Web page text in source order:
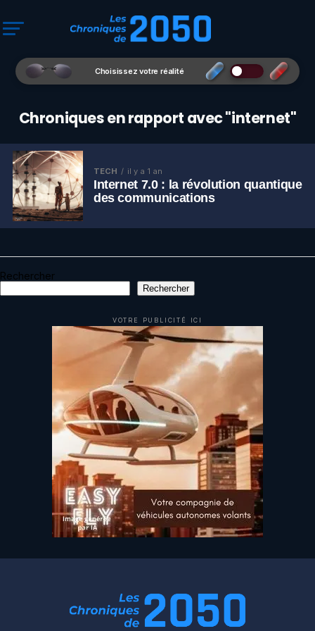
Choisissez votre réalité
Chroniques en rapport avec "internet"
TECH il y a 1 an
Internet 7.0 : la révolution quantique
des communications
Rechercher
Rechercher
VOTRE PUBLICITÉ ICI